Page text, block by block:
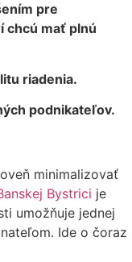
pre
chcú mať plnú
riadenia.
podnikateľov.
minimalizovať
Bystrici je
umožňuje jednej
Ide o čoraz